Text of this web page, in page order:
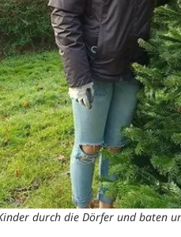
durch die Dörfer und baten